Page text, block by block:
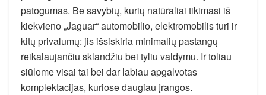
patogumas. Be savybių, kurių natūraliai tikimasi iš
kiekvieno „Jaguar“ automobilio, elektromobilis turi ir
kitų privalumų: jis išsiskiria minimalių pastangų
reikalaujančiu sklandžiu bei tyliu valdymu. Ir toliau
siūlome visai tai bei dar labiau apgalvotas
komplektacijas, kuriose daugiau įrangos.